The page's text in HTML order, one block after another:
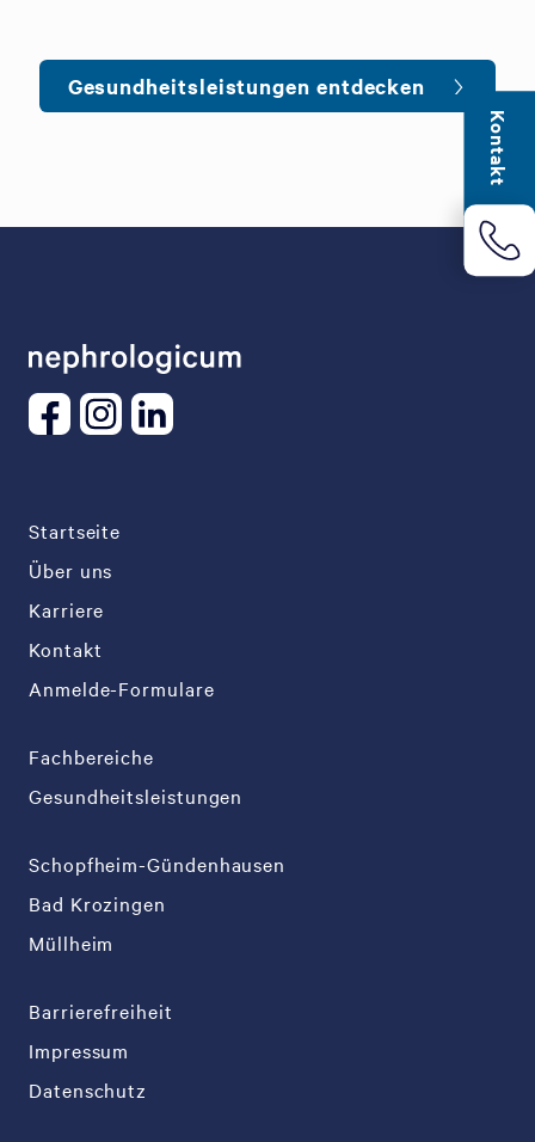
Gesundheitsleistungen entdecken
Startseite
Über uns
Karriere
Kontakt
Anmelde-Formulare
Fachbereiche
Gesundheitsleistungen
Schopfheim-Gündenhausen
Bad Krozingen
Müllheim
Barrierefreiheit
Impressum
Datenschutz
Kontakt